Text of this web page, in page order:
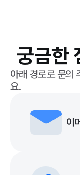
궁금한
아래 경로로 문의
요.
이